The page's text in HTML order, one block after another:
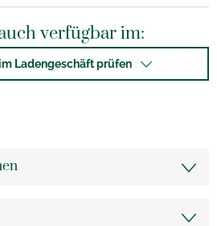
verfügbar im:
Ladengeschäft prüfen